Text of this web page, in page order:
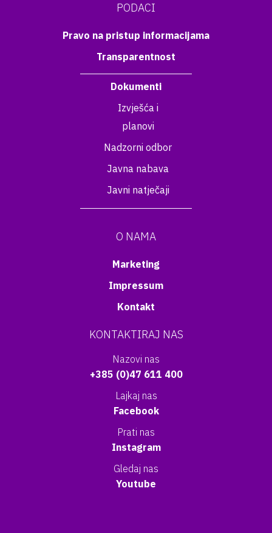
PODACI
Pravo na pristup informacijama
Transparentnost
Dokumenti
Izvješća i
planovi
Nadzorni odbor
Javna nabava
Javni natječaji
O NAMA
Marketing
Impressum
Kontakt
KONTAKTIRAJ NAS
Nazovi nas
+385 (0)47 611 400
Lajkaj nas
Facebook
Prati nas
Instagram
Gledaj nas
Youtube